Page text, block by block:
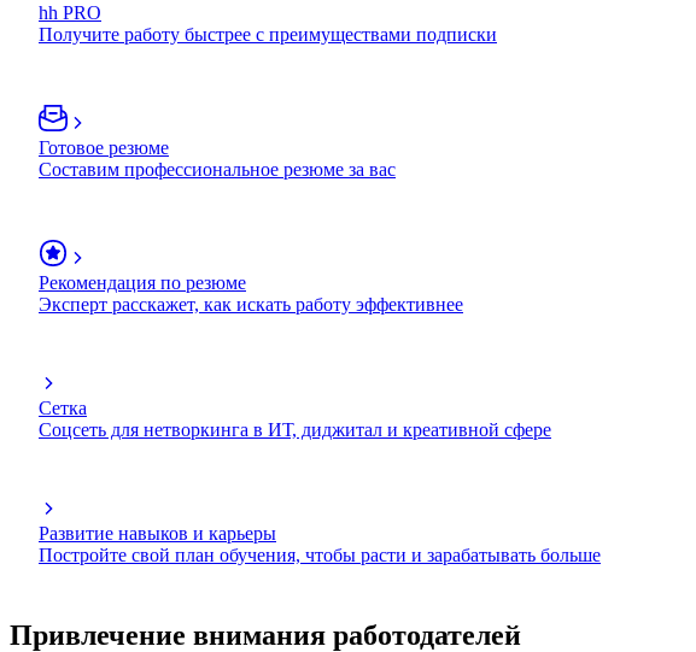
hh PRO
Получите работу быстрее с преимуществами подписки
Готовое резюме
Составим профессиональное резюме за вас
Рекомендация по резюме
Эксперт расскажет, как искать работу эффективнее
Сетка
Соцсеть для нетворкинга в ИТ, диджитал и креативной сфере
Развитие навыков и карьеры
Постройте свой план обучения, чтобы расти и зарабатывать больше
Привлечение внимания работодателей